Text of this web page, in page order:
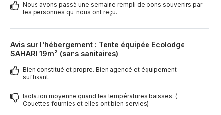
Nous avons passé une semaine rempli de bons souvenirs par
les personnes qui nous ont reçu.
Avis sur l'hébergement : Tente équipée Ecolodge
SAHARI 19m² (sans sanitaires)
Bien constitué et propre. Bien agencé et équipement
suffisant.
Isolation moyenne quand les températures baisses. (
Couettes fournies et elles ont bien servies)